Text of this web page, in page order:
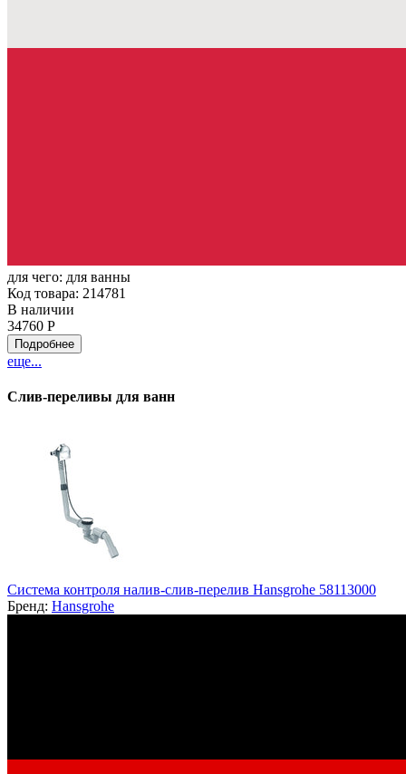
для чего: для ванны
Код товара: 214781
В наличии
34760 Р
Подробнее
еще...
Слив-переливы для ванн
Система контроля налив-слив-перелив Hansgrohe 58113000
Бренд: Hansgrohe